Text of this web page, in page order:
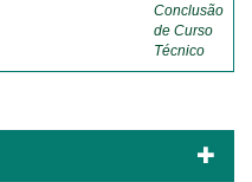
Conclusão
de Curso
Técnico